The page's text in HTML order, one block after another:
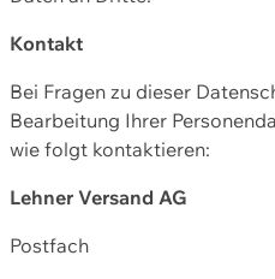
Kontakt
Bei Fragen zu dieser
Bearbeitung Ihrer
wie folgt kontaktieren:
Lehner Versand AG
Postfach